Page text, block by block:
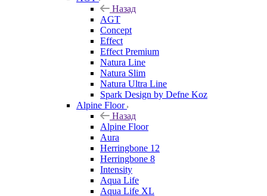
Назад
AGT
Concept
Effect
Effect Premium
Natura Line
Natura Slim
Natura Ultra Line
Spark Design by Defne Koz
Alpine Floor
Назад
Alpine Floor
Aura
Herringbone 12
Herringbone 8
Intensity
Aqua Life
Aqua Life XL